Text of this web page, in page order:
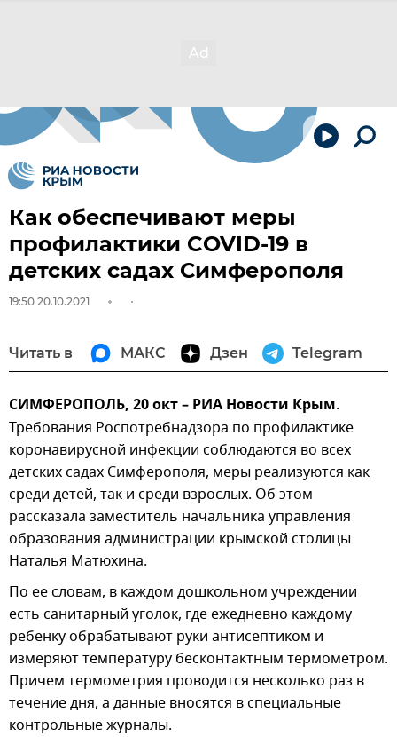
Как обеспечивают меры
профилактики COVID-19 в
детских садах Симферополя
19:50 20.10.2021
Читать в МАКС Дзен Telegram
СИМФЕРОПОЛЬ, 20 окт – РИА Новости Крым.
Требования Роспотребнадзора по профилактике
коронавирусной инфекции соблюдаются во всех
детских садах Симферополя, меры реализуются как
среди детей, так и среди взрослых. Об этом
рассказала заместитель начальника управления
образования администрации крымской столицы
Наталья Матюхина.
По ее словам, в каждом дошкольном учреждении
есть санитарный уголок, где ежедневно каждому
ребенку обрабатывают руки антисептиком и
измеряют температуру бесконтактным термометром.
Причем термометрия проводится несколько раз в
течение дня, а данные вносятся в специальные
контрольные журналы.